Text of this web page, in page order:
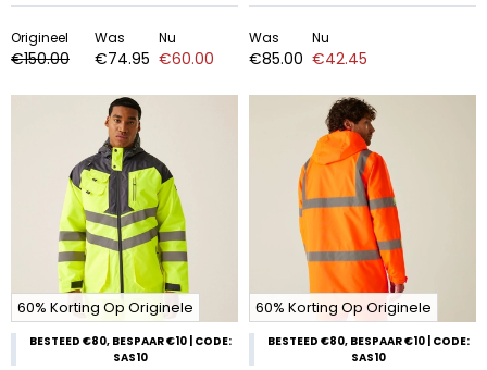
Origineel
€150.00
Was
€74.95
Nu
€60.00
Was
€85.00
Nu
€42.45
60% Korting Op Originele
BESTEED €80, BESPAAR €10 | CODE:
SAS10
60% Korting Op Originele
BESTEED €80, BESPAAR €10 | CODE:
SAS10